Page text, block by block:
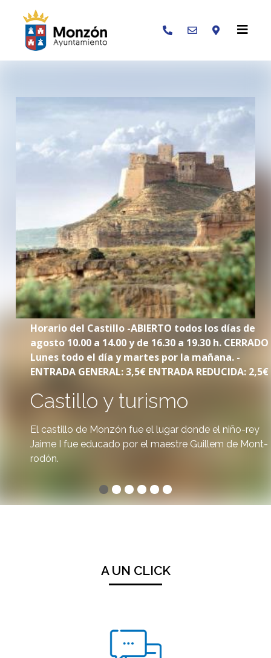
Buscar
Horario del Castillo -ABIERTO todos los días de
agosto 10.00 a 14.00 y de 16.30 a 19.30 h. CERRADO
Lunes todo el día y martes por la mañana. -
ENTRADA GENERAL: 3,5€ ENTRADA REDUCIDA: 2,5€
Castillo y turismo
El castillo de Monzón fue el lugar donde el niño-rey
Jaime I fue educado por el maestre Guillem de Mont-
rodón.
A UN CLICK